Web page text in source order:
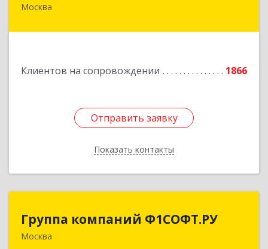
Москва
Клиентов на сопровождении 1866
Отправить заявку
Показать контакты
111020, Москва г, Синичкина 2-я ул, дом № 9А,
Отправить заявку
Назад
Группа компаний Ф1СОФТ.РУ
Москва
Группа компаний Ф1СОФТ.РУ
101000, Москва г, Лубянский проезд, дом №